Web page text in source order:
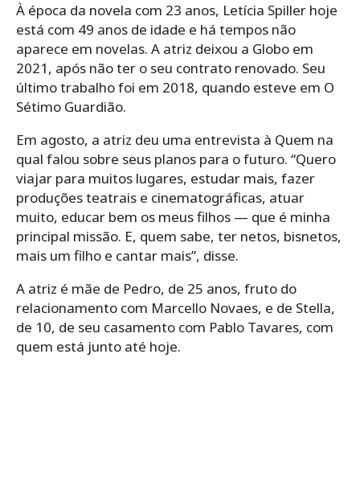
À época da novela com 23 anos, Letícia Spiller hoje
está com 49 anos de idade e há tempos não
aparece em novelas. A atriz deixou a Globo em
2021, após não ter o seu contrato renovado. Seu
último trabalho foi em 2018, quando esteve em O
Sétimo Guardião.
Em agosto, a atriz deu uma entrevista à Quem na
qual falou sobre seus planos para o futuro. “Quero
viajar para muitos lugares, estudar mais, fazer
produções teatrais e cinematográficas, atuar
muito, educar bem os meus filhos — que é minha
principal missão. E, quem sabe, ter netos, bisnetos,
mais um filho e cantar mais”, disse.
A atriz é mãe de Pedro, de 25 anos, fruto do
relacionamento com Marcello Novaes, e de Stella,
de 10, de seu casamento com Pablo Tavares, com
quem está junto até hoje.